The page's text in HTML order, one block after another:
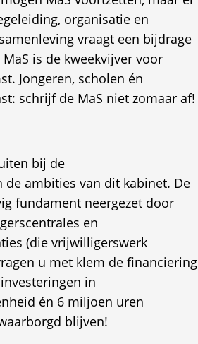
organisatie en
vraagt een bijdrage
is de kweekvijver voor
Jongeren, scholen én
schrijf de MaS niet zomaar af!
bij de
ambities van dit kabinet. De
fundament neergezet door
en
(die vrijwilligerswerk
u met klem de financiering
in
én 6 miljoen uren
blijven!